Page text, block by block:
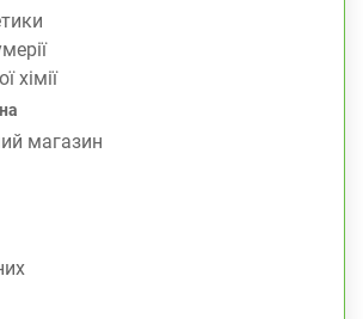
хімії
магазин